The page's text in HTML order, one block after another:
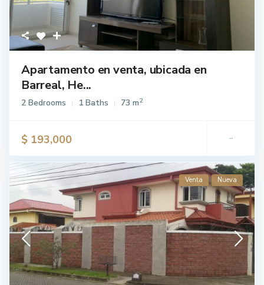
Apartamento en venta, ubicada en
Barreal, He...
2 Bedrooms 1 Baths 73 m2
$ 193,000
Venta Nueva